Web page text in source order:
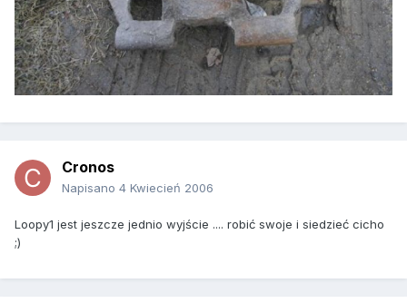
Cronos
Napisano 4 Kwiecień 2006
Loopy1 jest jeszcze jednio wyjście .... robić swoje i siedzieć cicho
;)